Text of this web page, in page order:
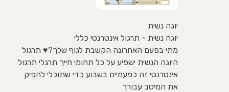
יוגה נשית
יוגה נשית - תרגול אינטרנטי כללי
מתי בפעם האחרונה הקשבת לגוף שלך?♥ תרגול
היוגה הנשית ישפיע על כל תחומי חייך תרגלי תרגול
אינטרנטי זה כפעמיים בשבוע כדי שתוכלי להפיק
את המיטב עבורך